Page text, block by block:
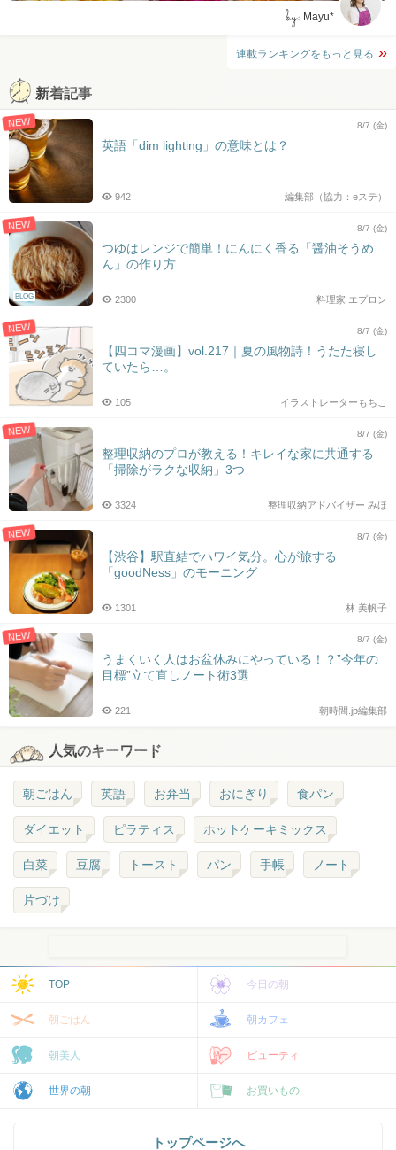
by: Mayu*
連載ランキングをもっと見る
新着記事
NEW 8/7 (金)
英語「dim lighting」の意味とは？
編集部（協力：eステ）
942
NEW
BLOG
8/7 (金)
つゆはレンジで簡単！にんにく香る「醤油そうめ
ん」の作り方
料理家 エプロン
2300
NEW 8/7 (金)
【四コマ漫画】vol.217｜夏の風物詩！うたた寝し
ていたら…。
イラストレーターもちこ
105
NEW 8/7 (金)
整理収納のプロが教える！キレイな家に共通する
「掃除がラクな収納」3つ
整理収納アドバイザー みほ
3324
NEW 8/7 (金)
【渋谷】駅直結でハワイ気分。心が旅する
「goodNess」のモーニング
林 美帆子
1301
NEW 8/7 (金)
うまくいく人はお盆休みにやっている！？”今年の
目標”立て直しノート術3選
朝時間.jp編集部
221
人気のキーワード
朝ごはん 英語 お弁当 おにぎり 食パン
ダイエット ピラティス ホットケーキミックス
白菜 豆腐 トースト パン 手帳 ノート
片づけ
TOP 今日の朝
朝ごはん 朝カフェ
朝美人 ビューティ
世界の朝 お買いもの
トップページへ